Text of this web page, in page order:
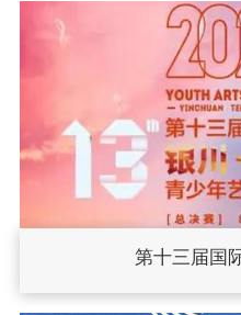
第十三届国